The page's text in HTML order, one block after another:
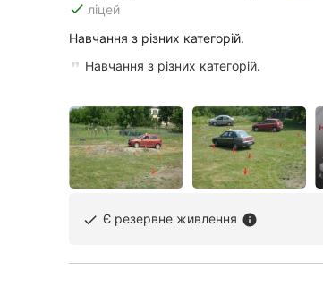
done ліцей
Навчання з різних категорій.
Навчання з різних категорій.
done Є резервне живлення info